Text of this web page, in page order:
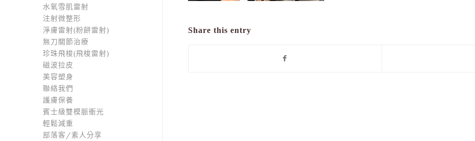
Share this entry
水氧雪肌雷射
注射微整形
淨膚雷射(粉餅雷射)
無刀關節治療
珍珠飛梭(飛梭雷射)
磁波拉皮
美容塑身
聯絡我們
護膚保養
賓士級雙模脈衝光
輕鬆減重
部落客/素人分享